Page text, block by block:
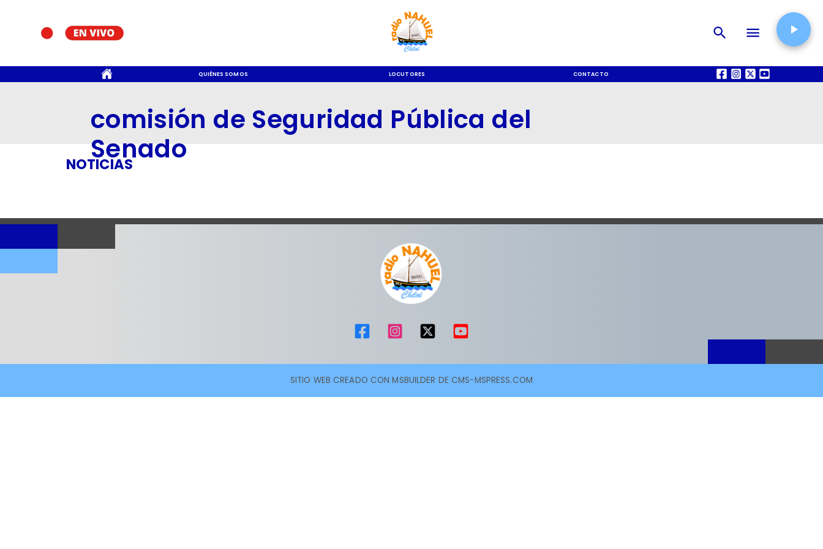
QUIÉNES SOMOS LOCUTORES CONTACTO QUIÉNES SOMOS
comisión de Seguridad Pública del
Senado
NOTICIAS
SITIO WEB CREADO CON MSBUILDER DE CMS-MSPRESS.COM